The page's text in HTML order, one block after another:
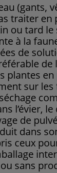
(gants,
traiter en
ou tard
à la
de
plantes
sur
l’évier,
de
dans
ceux
ou sans